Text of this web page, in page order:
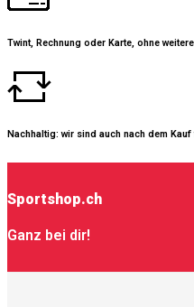
Twint, Rechnung oder Karte, ohne
Nachhaltig: wir sind auch nach dem
Sportshop.ch
Ganz bei dir!